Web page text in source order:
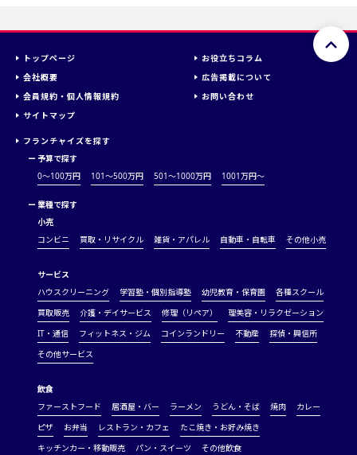
トップページ
お役立ちコラム
会社概要
広告掲載について
会員規約・個人情報規約
お問い合わせ
サイトマップ
フランチャイズを探す
ー 予算で探す
0～100万円
101～500万円 501～1000万円 1001万円〜
ー 業種で探す
小売
コンビニ
買取・リサイクル 雑貨・アパレル 自動車・自転車 その他小売
サービス
ハウスクリーニング
学習塾・個別指導塾 幼児教育・保育園
各種スクール
買取販売
介護・デイサービス 修理（リペア）
理美容・リラクゼーション
IT・通信
フィットネス・ジム コインランドリー 不動産
探偵・興信所
その他サービス
飲食
ファーストフード
居酒屋・バー ラーメン うどん・そば 焼肉
カレー
ピザ
お弁当 レストラン・カフェ
たこ焼き・お好み焼き
キッチンカー・移動販売
パン・スイーツ その他飲食